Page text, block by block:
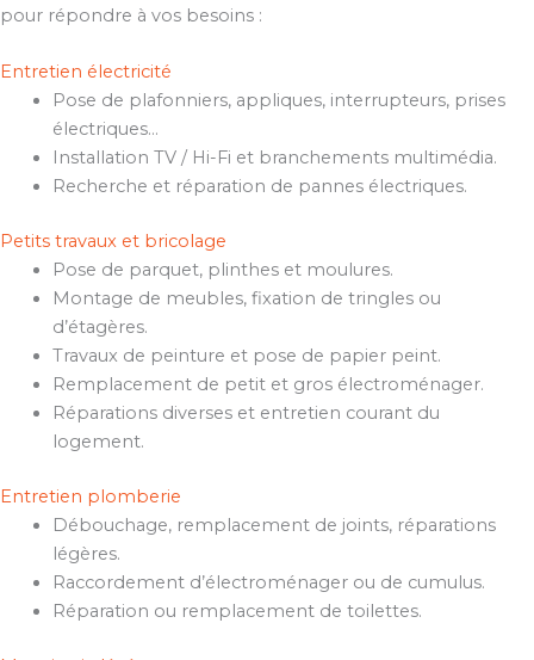
pour répondre à vos besoins :
Entretien électricité
Pose de plafonniers, appliques, interrupteurs, prises
électriques…
Installation TV / Hi-Fi et branchements multimédia.
Recherche et réparation de pannes électriques.
Petits travaux et bricolage
Pose de parquet, plinthes et moulures.
Montage de meubles, fixation de tringles ou
d’étagères.
Travaux de peinture et pose de papier peint.
Remplacement de petit et gros électroménager.
Réparations diverses et entretien courant du
logement.
Entretien plomberie
Débouchage, remplacement de joints, réparations
légères.
Raccordement d’électroménager ou de cumulus.
Réparation ou remplacement de toilettes.